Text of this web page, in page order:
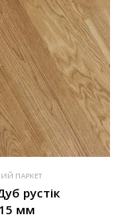
ПАРКЕТ
рустік
мм